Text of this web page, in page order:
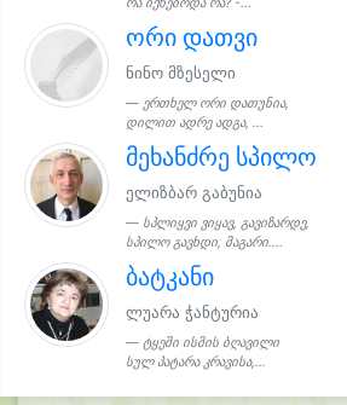
ორი დათვი
ნინო მზესელი
ერთხელ ორი დათუნია,
დილით ადრე ადგა, ...
მეხანძრე სპილო
ელიზბარ გაბუნია
სპლიყვი ვიყავ, გავიზარდე,
სპილო გავხდი, მაგარი....
ბატკანი
ლუარა ჭანტურია
ტყეში ისმის ბღავილი
სულ პატარა კრავისა,...